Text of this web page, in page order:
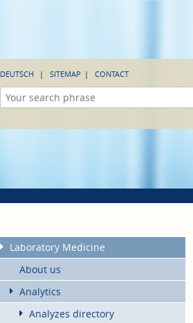
DEUTSCH SITEMAP CONTACT
Laboratory Medicine
About us
Analytics
Analyzes directory